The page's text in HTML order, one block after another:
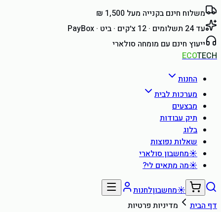
משלוח חינם בקנייה מעל 1,500 ₪
עד 24 תשלומים · 12 צ׳קים · ביט · PayBox
ייעוץ חינם עם מומחה סולארי
ECOTECH
החנות
מערכות לבית
מבצעים
תיק עבודות
בלוג
שאלות נפוצות
☀מחשבון סולארי
☀מה מתאים לי?
☀מחשבוןלחנות
דף הבית
מדיניות פרטיות